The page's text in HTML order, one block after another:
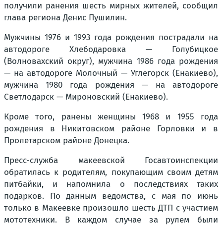
получили ранения шесть мирных жителей, сообщил
глава региона Денис Пушилин.
Мужчины 1976 и 1993 года рождения пострадали на
автодороге Хлебодаровка — Голубицкое
(Волновахский округ), мужчина 1986 года рождения
— на автодороге Молочный — Углегорск (Енакиево),
мужчина 1980 года рождения — на автодороге
Светлодарск — Мироновский (Енакиево).
Кроме того, ранены женщины 1968 и 1955 года
рождения в Никитовском районе Горловки и в
Пролетарском районе Донецка.
Пресс-служба макеевской Госавтоинспекции
обратилась к родителям, покупающим своим детям
питбайки, и напомнила о последствиях таких
подарков. По данным ведомства, с мая по июнь
только в Макеевке произошло шесть ДТП с участием
мототехники. В каждом случае за рулем были